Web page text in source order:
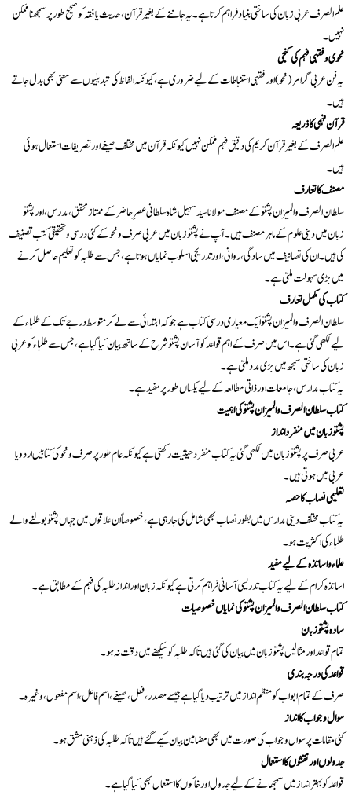
علم الصرف عربی زبان کی ساختی بنیاد فراہم کرتا ہے۔ یہ جاننے کے بغیر قرآن، حدیث یا فقہ کو صحیح طور پر سمجھنا ممکن
نہیں۔
نحوی و فقہی فہم کی کنجی
یہ فن عربی گرامر (نحو) اور فقہی استنباطات کے لیے ضروری ہے، کیونکہ الفاظ کی تبدیلیوں سے معنی بھی بدل جاتے
ہیں۔
قرآن فہمی کا ذریعہ
علم الصرف کے بغیر قرآن کریم کی دقیق فہم ممکن نہیں کیونکہ قرآن میں مختلف صیغے اور تصریفات استعمال ہوئی
ہیں۔
مصنف کا تعارف
سلطان الصرف والميزان پشتو کے مصنف مولانا سید سہیل شاہ سلطانی عصرِ حاضر کے ممتاز محقق، مدرس، اور پشتو
زبان میں دینی علوم کے ماہر مصنف ہیں۔ آپ نے پشتو زبان میں عربی صرف و نحو کے کئی درسی و تحقیقی کتب تصنیف
کی ہیں۔ ان کی تصانیف میں سادگی، روانی، اور تدریجی اسلوب نمایاں ہوتا ہے، جس سے طلبہ کو تعلیم حاصل کرنے
میں بڑی سہولت ملتی ہے۔
کتاب کی مکمل تعارف
سلطان الصرف والميزان پشتو ایک معیاری درسی کتاب ہے جو کہ ابتدائی سے لے کر متوسط درجے تک کے طلباء کے
لیے لکھی گئی ہے۔ اس میں صرف کے اہم قواعد کو آسان پشتو شرح کے ساتھ بیان کیا گیا ہے، جس سے طلباء کو عربی
زبان کی ساختی سمجھ میں بڑی مدد ملتی ہے۔
یہ کتاب مدارس، جامعات اور ذاتی مطالعہ کے لیے یکساں طور پر مفید ہے۔
کتاب سلطان الصرف والميزان پشتو کی اہمیت
پشتو زبان میں منفرد انداز
عربی میں ہوتی ہیں۔
تعلیمی نصاب کا حصہ
طلباء کی اکثریت ہو۔
علماء و اساتذہ کے لیے مفید
اساتذہ کرام کے لیے یہ کتاب تدریسی آسانی فراہم کرتی ہے کیونکہ زبان اور انداز طلبہ کی فہم کے مطابق ہے۔
کتاب سلطان الصرف والميزان پشتو کی نمایاں خصوصیات
سادہ پشتو زبان
تمام قواعد اور مثالیں پشتو زبان میں بیان کی گئی ہیں تاکہ طلبہ کو سیکھنے میں دقت نہ ہو۔
قواعد کی درجہ بندی
صرف کے تمام ابواب کو منظم انداز میں ترتیب دیا گیا ہے جیسے مصدر، فعل، صیغے، اسم فاعل، اسم مفعول، وغیرہ۔
سوال و جواب کا انداز
کئی مقامات پر سوال و جواب کی صورت میں بھی مضامین بیان کیے گئے ہیں تاکہ طلبہ کی ذہنی مشق ہو۔
جدولوں اور نقشوں کا استعمال
قواعد کو بہتر انداز میں سمجھانے کے لیے جدول اور خاکوں کا استعمال بھی کیا گیا ہے۔